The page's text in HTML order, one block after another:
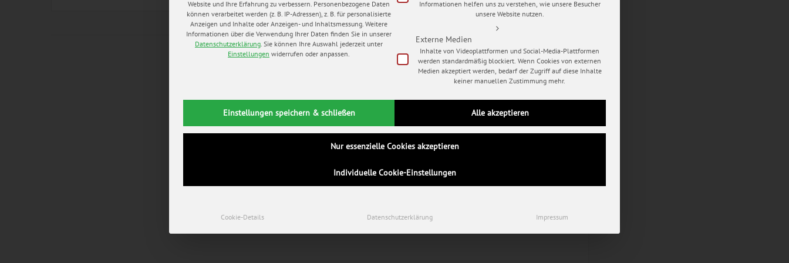
Website und Ihre Erfahrung zu verbessern. Personenbezogene Daten
können verarbeitet werden (z. B. IP-Adressen), z. B. für personalisierte
Anzeigen und Inhalte oder Anzeigen- und Inhaltsmessung. Weitere
Informationen über die Verwendung Ihrer Daten finden Sie in unserer
Datenschutzerklärung Sie können Ihre Auswahl jederzeit unter
Einstellungen widerrufen oder anpassen.
Informationen helfen uns zu verstehen, wie unsere Besucher
unsere Website nutzen.
Externe Medien
Inhalte von Videoplattformen und Social-Media-Plattformen
werden standardmäßig blockiert. Wenn Cookies von externen
Medien akzeptiert werden, bedarf der Zugriff auf diese Inhalte
keiner manuellen Zustimmung mehr.
Einstellungen speichern & schließen Alle akzeptieren
Nur essenzielle Cookies akzeptieren
Individuelle Cookie-Einstellungen
Cookie-Details Datenschutzerklärung Impressum